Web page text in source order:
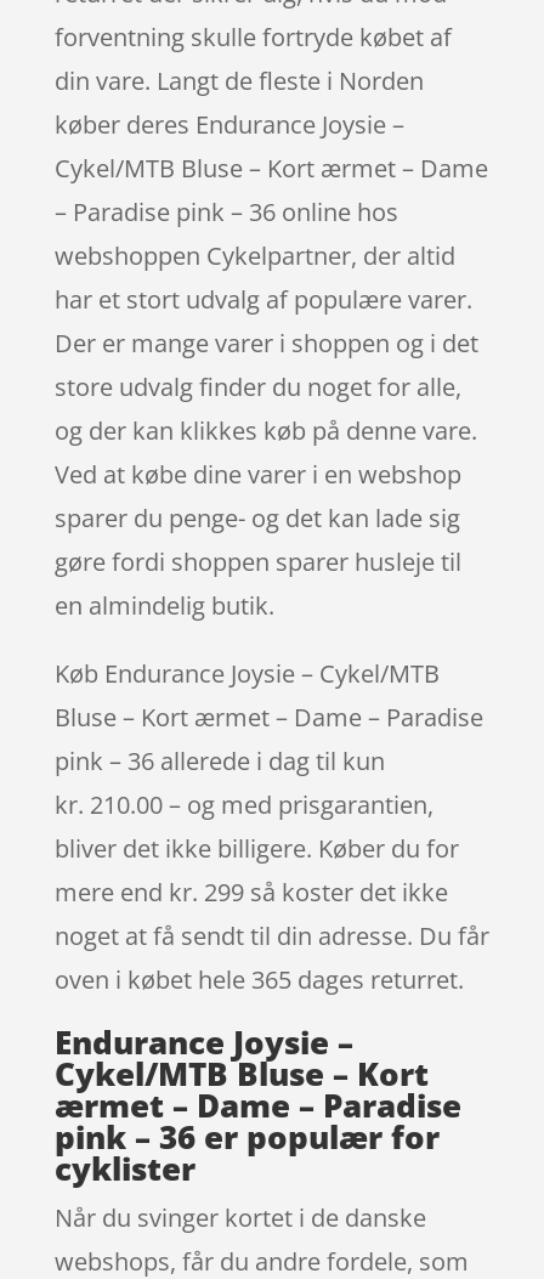
forventning skulle fortryde købet af
din vare. Langt de fleste i Norden
køber deres Endurance Joysie –
Cykel/MTB Bluse – Kort ærmet – Dame
– Paradise pink – 36 online hos
webshoppen Cykelpartner, der altid
har et stort udvalg af populære varer.
Der er mange varer i shoppen og i det
store udvalg finder du noget for alle,
og der kan klikkes køb på denne vare.
Ved at købe dine varer i en webshop
sparer du penge- og det kan lade sig
gøre fordi shoppen sparer husleje til
en almindelig butik.
Køb Endurance Joysie – Cykel/MTB
Bluse – Kort ærmet – Dame – Paradise
pink – 36 allerede i dag til kun
kr. 210.00 – og med prisgarantien,
bliver det ikke billigere. Køber du for
mere end kr. 299 så koster det ikke
noget at få sendt til din adresse. Du får
oven i købet hele 365 dages returret.
Endurance Joysie –
Cykel/MTB Bluse – Kort
ærmet – Dame – Paradise
pink – 36 er populær for
cyklister
Når du svinger kortet i de danske
webshops, får du andre fordele, som